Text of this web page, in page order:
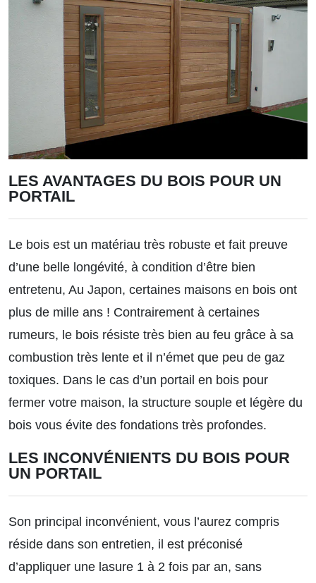
LES AVANTAGES DU BOIS POUR UN
PORTAIL
Le bois est un matériau très robuste et fait preuve
d’une belle longévité, à condition d’être bien
entretenu, Au Japon, certaines maisons en bois ont
plus de mille ans ! Contrairement à certaines
rumeurs, le bois résiste très bien au feu grâce à sa
combustion très lente et il n’émet que peu de gaz
toxiques. Dans le cas d’un portail en bois pour
fermer votre maison, la structure souple et légère du
bois vous évite des fondations très profondes.
LES INCONVÉNIENTS DU BOIS POUR
UN PORTAIL
Son principal inconvénient, vous l’aurez compris
réside dans son entretien, il est préconisé
d’appliquer une lasure 1 à 2 fois par an, sans